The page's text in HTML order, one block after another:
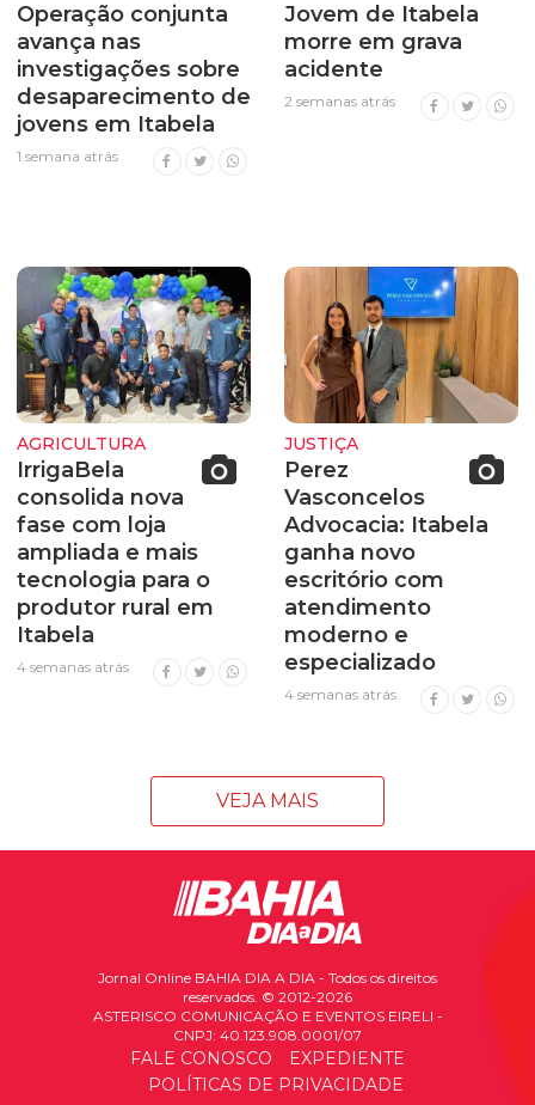
Operação conjunta
avança nas
investigações sobre
desaparecimento de
jovens em Itabela
1 semana atrás
Jovem de Itabela
morre em grava
acidente
2 semanas atrás
AGRICULTURA
IrrigaBela
consolida nova
fase com loja
ampliada e mais
tecnologia para o
produtor rural em
Itabela
4 semanas atrás
JUSTIÇA
Perez
Vasconcelos
Advocacia: Itabela
ganha novo
escritório com
atendimento
moderno e
especializado
4 semanas atrás
VEJA MAIS
Jornal Online BAHIA DIA A DIA - Todos os direitos
reservados. © 2012-2026
ASTERISCO COMUNICAÇÃO E EVENTOS EIRELI -
CNPJ: 40.123.908.0001/07
FALE CONOSCO
EXPEDIENTE
POLÍTICAS DE PRIVACIDADE